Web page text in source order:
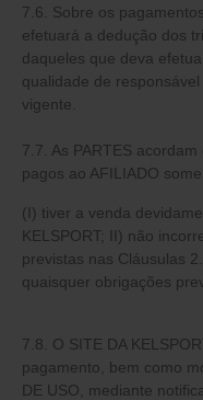
7.6. Sobre os
efetuará a dedução dos
daqueles que deva
qualidade de
vigente.
7.7. As PARTES
pagos ao AFILIADO
(I) tiver a venda
KELSPORT;
II) não
previstas nas Cláusulas
quaisquer obrigações
7.8. O SITE DA
pagamento, bem como
DE USO, mediante